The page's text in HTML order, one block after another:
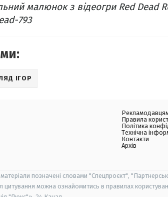
малюнок з відеогри Red Dead
793
ІГОР
Правила
Політика
Технічна
Контакти
Архів
матеріали позначені словами "Спецпроєкт",
можна ознайомитись в правилах